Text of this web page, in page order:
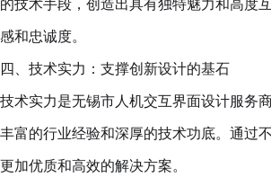
感和忠诚度。
四、技术实力：支撑创新设计的基石
技术实力是无锡市人机交互界面设计服务
丰富的行业经验和深厚的技术功底。通过
更加优质和高效的解决方案。